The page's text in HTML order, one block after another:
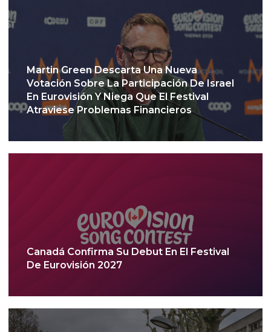
Martin Green Descarta Una Nueva
Votación Sobre La Participación De Israel
En Eurovisión Y Niega Que El Festival
Atraviese Problemas Financieros
Canadá Confirma Su Debut En El Festival
De Eurovisión 2027